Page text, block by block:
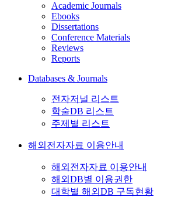
Academic Journals
Ebooks
Dissertations
Conference Materials
Reviews
Reports
Databases & Journals
전자저널 리스트
학술DB 리스트
주제별 리스트
해외전자자료 이용안내
해외전자자료 이용안내
해외DB별 이용권한
대학별 해외DB 구독현황